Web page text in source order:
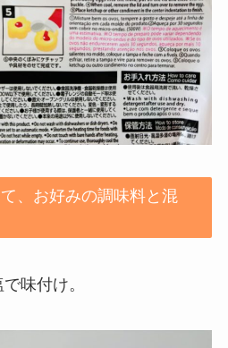
、お好みの調味料と混
味付け。